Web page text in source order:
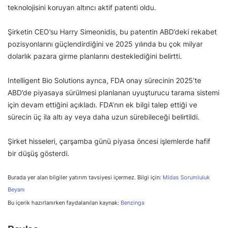
teknolojisini koruyan altıncı aktif patenti oldu.
Şirketin CEO’su Harry Simeonidis, bu patentin ABD’deki rekabet
pozisyonlarını güçlendirdiğini ve 2025 yılında bu çok milyar
dolarlık pazara girme planlarını desteklediğini belirtti.
Intelligent Bio Solutions ayrıca, FDA onay sürecinin 2025’te
ABD’de piyasaya sürülmesi planlanan uyuşturucu tarama sistemi
için devam ettiğini açıkladı. FDA’nın ek bilgi talep ettiği ve
sürecin üç ila altı ay veya daha uzun sürebileceği belirtildi.
Şirket hisseleri, çarşamba günü piyasa öncesi işlemlerde hafif
bir düşüş gösterdi.
Burada yer alan bilgiler yatırım tavsiyesi içermez. Bilgi için: Midas Sorumluluk
Beyanı
Bu içerik hazırlanırken faydalanılan kaynak: Benzinga